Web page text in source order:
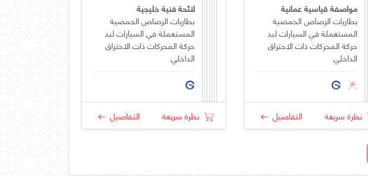
مواصفة قياسية عمانية
بطاريات الرصاص الحمضية
المستعملة في السيارات لبد
حركة المحركات ذات الاحتراق
الداخلي
نظرة سريعة التفاصيل
لائحة فنية خليجية
بطاريات الرصاص الحمضية
المستعملة في السيارات لبد
حركة المحركات ذات الاحتراق
الداخلي
نظرة سريعة التفاصيل